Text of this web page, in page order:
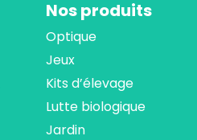
Nos produits
Optique
Jeux
Kits d’élevage
Lutte biologique
Jardin